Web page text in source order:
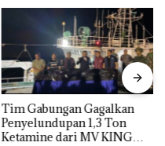
Tim Gabungan Gagalkan
Penyelundupan 1,3 Ton
Ketamine dari MV KING